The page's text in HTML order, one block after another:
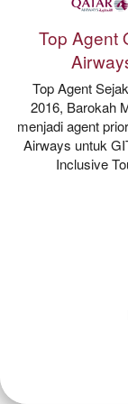
Top Agent
Top Agent
2016, Barokah
menjadi agent
Airways untuk
Inclusive